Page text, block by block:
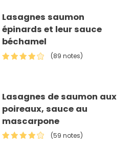
Lasagnes saumon
épinards et leur sauce
béchamel
(89 notes)
Lasagnes de saumon aux
poireaux, sauce au
mascarpone
(59 notes)